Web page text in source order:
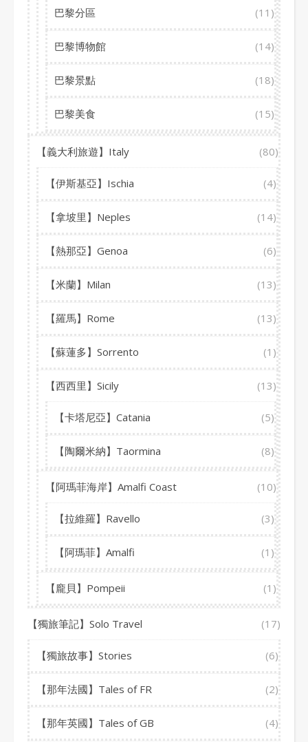
巴黎分區 (11)
巴黎博物館 (14)
巴黎景點 (18)
巴黎美食 (15)
【義大利旅遊】Italy (80)
【伊斯基亞】Ischia (4)
【拿坡里】Neples (14)
【熱那亞】Genoa (6)
【米蘭】Milan (13)
【羅馬】Rome (13)
【蘇蓮多】Sorrento (1)
【西西里】Sicily (13)
【卡塔尼亞】Catania (5)
【陶爾米納】Taormina (8)
【阿瑪菲海岸】Amalfi Coast (10)
【拉維羅】Ravello (3)
【阿瑪菲】Amalfi (1)
【龐貝】Pompeii (1)
【獨旅筆記】Solo Travel (17)
【獨旅故事】Stories (6)
【那年法國】Tales of FR (2)
【那年英國】Tales of GB (4)